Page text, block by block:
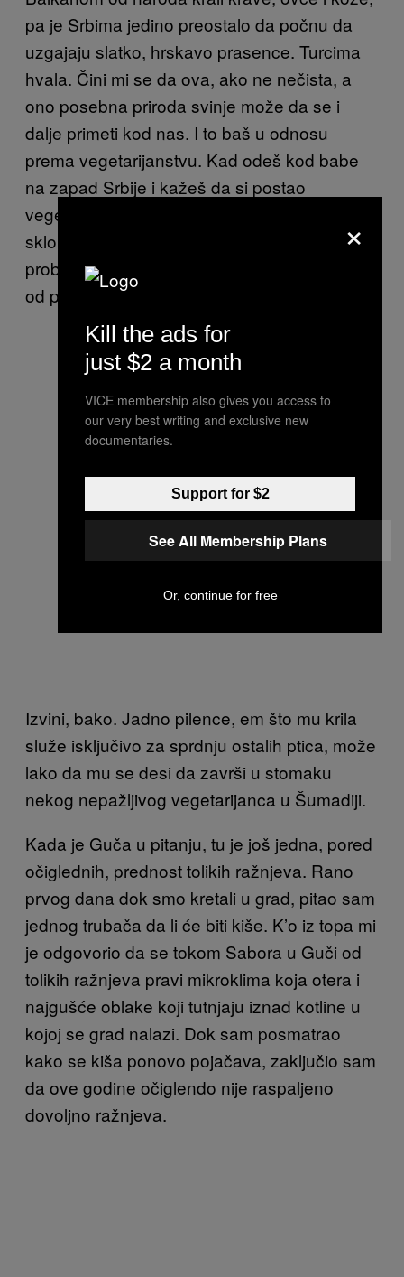
pa je Srbima jedino preostalo da počnu da
uzgajaju slatko, hrskavo prasence. Turcima
hvala. Čini mi se da ova, ako ne nečista, a
ono posebna priroda svinje može da se i
dalje primeti kod nas. I to baš u odnosu
prema vegetarijanstvu. Kad odeš kod babe
na zapad Srbije i kažeš da si postao
vegetarijanac, ona će sa suzama očima
skloniti svinjetinu, ali neće imati nikakav
problem da te
od piletine.
Izvini, bako. Jadno pilence, em što mu krila
služe isključivo za sprdnju ostalih ptica, može
lako da mu se desi da završi u stomaku
nekog nepažljivog vegetarijanca u Šumadiji.
Kada je Guča u pitanju, tu je još jedna, pored
očiglednih, prednost tolikih ražnjeva. Rano
prvog dana dok smo kretali u grad, pitao sam
jednog trubača da li će biti kiše. K’o iz topa mi
je odgovorio da se tokom Sabora u Guči od
tolikih ražnjeva pravi mikroklima koja otera i
najgušće oblake koji tutnjaju iznad kotline u
kojoj se grad nalazi. Dok sam posmatrao
kako se kiša ponovo pojačava, zaključio sam
da ove godine očiglendo nije raspaljeno
dovoljno ražnjeva.
×
Kill the ads for
just $2 a month
VICE membership also gives you access to
our very best writing and exclusive new
documentaries.
Support for $2
See All Membership Plans
Or, continue for free